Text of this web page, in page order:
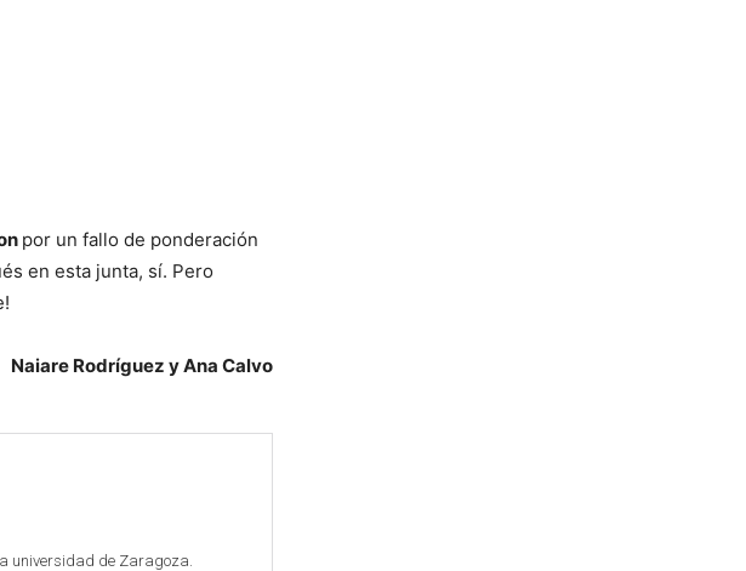
por un fallo de ponderación
en esta junta, sí. Pero
Naiare Rodríguez y Ana Calvo
universidad de Zaragoza.